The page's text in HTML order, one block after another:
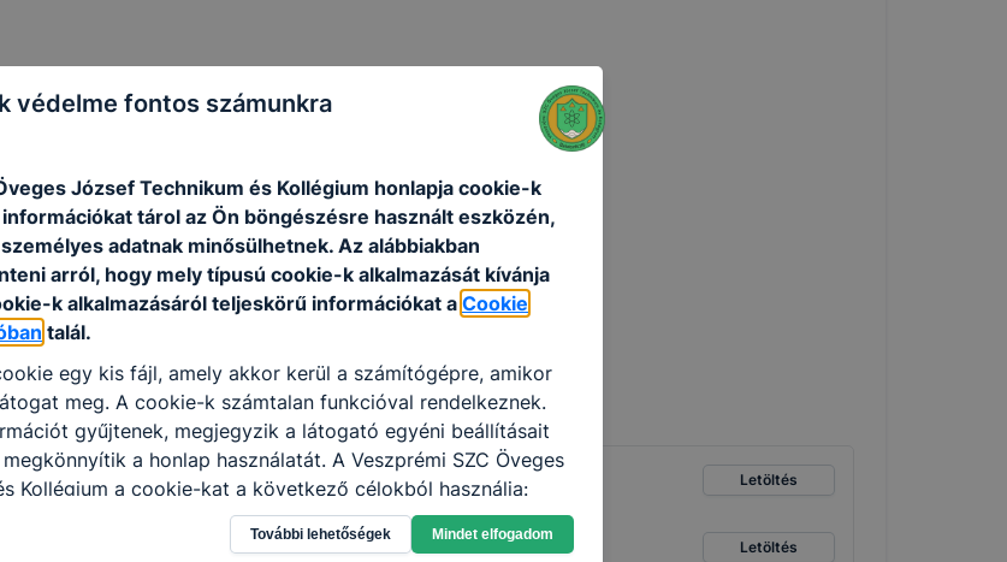
a helyi Önkormányzat polgármestere nem jelölt tagot.
törvény végrehajtásáról 323 – 327. §
Letöltés
Letöltés
védelme fontos számunkra
József Technikum és Kollégium honlapja cookie-k
tárol az Ön böngészésre használt eszközén,
adatnak minősülhetnek. Az alábbiakban
arról, hogy mely típusú cookie-k alkalmazását kívánja
k alkalmazásáról teljeskörű információkat a Cookie
talál.
egy kis fájl, amely akkor kerül a számítógépre, amikor
meg. A cookie-k számtalan funkcióval rendelkeznek.
gyűjtenek, megjegyzik a látogató egyéni beállításait
a honlap használatát. A Veszprémi SZC Öveges
Kollégium a cookie-kat a következő célokból használja:
azzal kapcsolatban, hogyan használja Ön a honlapot -annak
a honlap melyik részeit látogatja, vagy használja leginkább,
További lehetőségek Mindet elfogadom